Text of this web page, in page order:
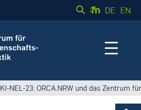
DE EN
KI-NEL-23: ORCA.NRW und das Zentrum